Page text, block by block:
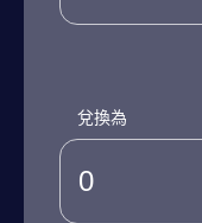
兌換為